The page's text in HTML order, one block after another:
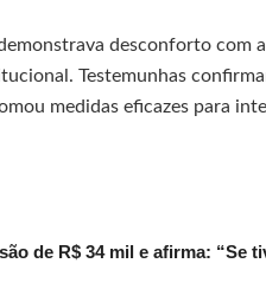
desconforto com
Testemunhas
medidas eficazes para
de R$ 34 mil e afirma: “Se